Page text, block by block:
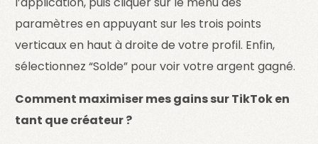
paramètres en appuyant sur les trois points
verticaux en haut à droite de votre profil. Enfin,
sélectionnez “Solde” pour voir votre argent gagné.
Comment maximiser mes gains sur TikTok en
tant que créateur ?